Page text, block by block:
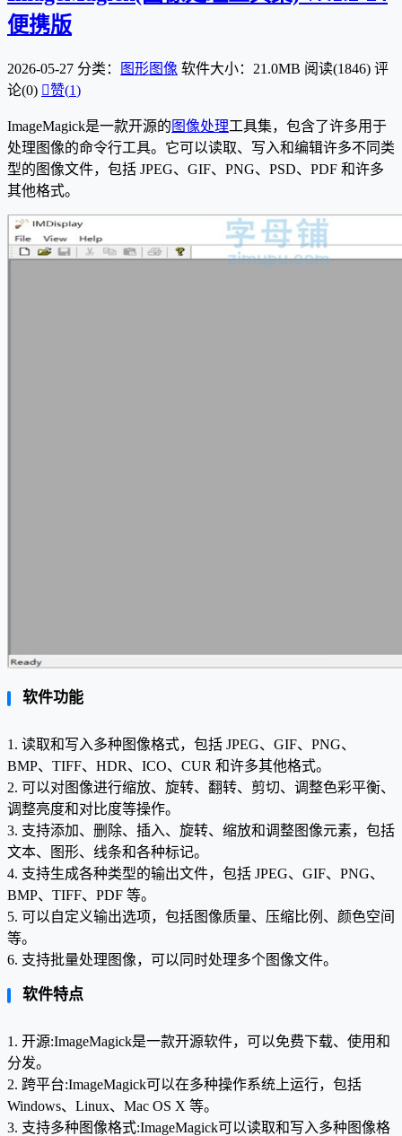
便携版
2026-05-27 分类： 图形图像 软件大小：21.0MB 阅读(1846) 评
论(0) 赞(1)
ImageMagick是一款开源的 图像处理工具集，包含了许多用于
处理图像的命令行工具。它可以读取、写入和编辑许多不同类
型的图像文件，包括 JPEG、GIF、PNG、PSD、PDF 和许多
其他格式。
软件功能
1. 读取和写入多种图像格式，包括 JPEG、GIF、PNG、
BMP、TIFF、HDR、ICO、CUR 和许多其他格式。
2. 可以对图像进行缩放、旋转、翻转、剪切、调整色彩平衡、
调整亮度和对比度等操作。
3. 支持添加、删除、插入、旋转、缩放和调整图像元素，包括
文本、图形、线条和各种标记。
4. 支持生成各种类型的输出文件，包括 JPEG、GIF、PNG、
BMP、TIFF、PDF 等。
5. 可以自定义输出选项，包括图像质量、压缩比例、颜色空间
等。
6. 支持批量处理图像，可以同时处理多个图像文件。
软件特点
1. 开源:ImageMagick是一款开源软件，可以免费下载、使用和
分发。
2. 跨平台:ImageMagick可以在多种操作系统上运行，包括
Windows、Linux、Mac OS X 等。
3. 支持多种图像格式:ImageMagick可以读取和写入多种图像格